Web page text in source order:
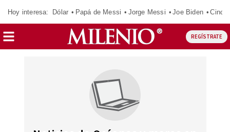
Hoy interesa: Dólar Papá de Messi Jorge Messi Joe Biden
REGÍSTRATE